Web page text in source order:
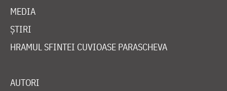
MEDIA
ȘTIRI
HRAMUL SFINTEI CUVIOASE PARASCHEVA
AUTORI